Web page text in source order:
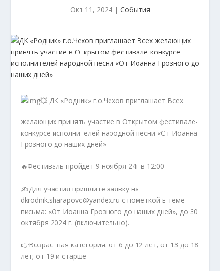
Окт 11, 2024| События
💥 ДК «Родник» г.о.Чехов приглашает Всех
желающих принять участие в Открытом фестивале-
конкурсе исполнителей народной песни «От Иоанна
Грозного до наших дней»
🔥Фестиваль пройдет 9 ноября 24г в 12:00
✍️Для участия пришлите заявку на
dkrodnik.sharapovo@yandex.ru с пометкой в теме
письма: «От Иоанна Грозного до наших дней», до 30
октября 2024 г. (включительно).
👉Возрастная категория: от 6 до 12 лет; от 13 до 18
лет; от 19 и старше